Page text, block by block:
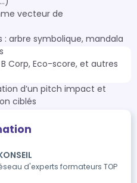
vecteur de
: arbre symbolique, mandala
Corp, Eco-score, et autres
d’un pitch impact et
ciblés
individuel de
de mise en œuvre
d'experts formateurs TOP